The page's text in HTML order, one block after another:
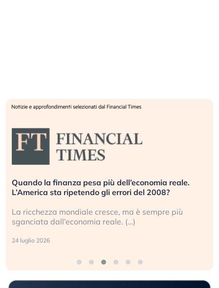
Quando la finanza pesa più dell’economia reale.
L’America sta ripetendo gli errori del 2008?
La ricchezza mondiale cresce, ma è sempre più
sganciata dall’economia reale. (…)
24 luglio 2026